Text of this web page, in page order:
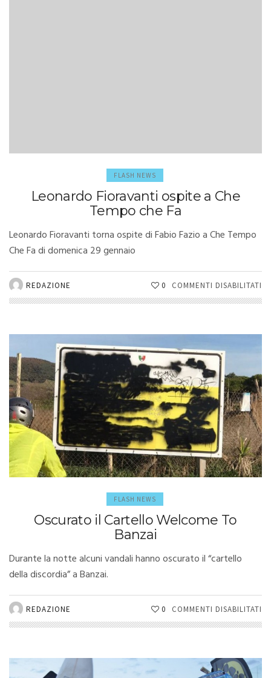
FLASH NEWS
Leonardo Fioravanti ospite a Che
Tempo che Fa
Leonardo Fioravanti torna ospite di Fabio Fazio a Che Tempo
Che Fa di domenica 29 gennaio
REDAZIONE COMMENTI DISABILITATI
A
FA
0
FLASH NEWS
Oscurato il Cartello Welcome To
Banzai
Durante la notte alcuni vandali hanno oscurato il “cartello
della discordia” a Banzai.
REDAZIONE COMMENTI DISABILITATI
0